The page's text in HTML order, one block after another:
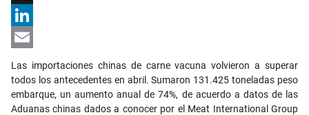
X
LinkedIn
Email
Las importaciones chinas de carne vacuna volvieron a superar
todos los antecedentes en abril. Sumaron 131.425 toneladas peso
embarque, un aumento anual de 74%, de acuerdo a datos de las
Aduanas chinas dados a conocer por el Meat International Group